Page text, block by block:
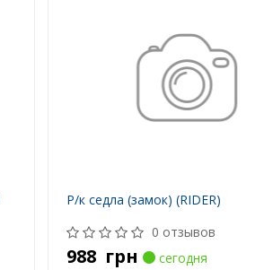
Р/к седла (замок) (RIDER)
0 отзывов
988 грн
сегодня